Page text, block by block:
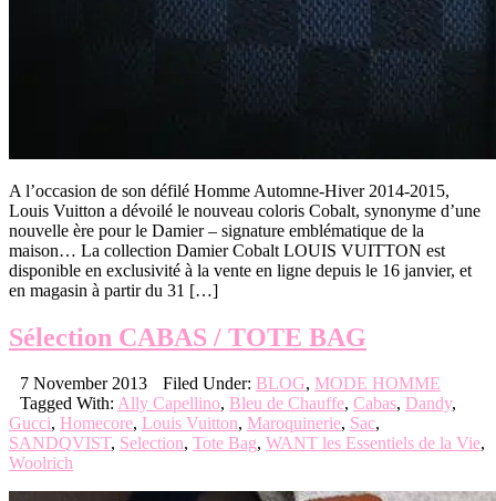
A l’occasion de son défilé Homme Automne-Hiver 2014-2015,
Louis Vuitton a dévoilé le nouveau coloris Cobalt, synonyme d’une
nouvelle ère pour le Damier – signature emblématique de la
maison… La collection Damier Cobalt LOUIS VUITTON est
disponible en exclusivité à la vente en ligne depuis le 16 janvier, et
en magasin à partir du 31 […]
Sélection CABAS / TOTE BAG
7 November 2013 Filed Under: BLOG, MODE HOMME
Tagged With: Ally Capellino, Bleu de Chauffe, Cabas, Dandy,
Gucci, Homecore, Louis Vuitton, Maroquinerie, Sac,
SANDQVIST, Selection, Tote Bag, WANT les Essentiels de la Vie,
Woolrich